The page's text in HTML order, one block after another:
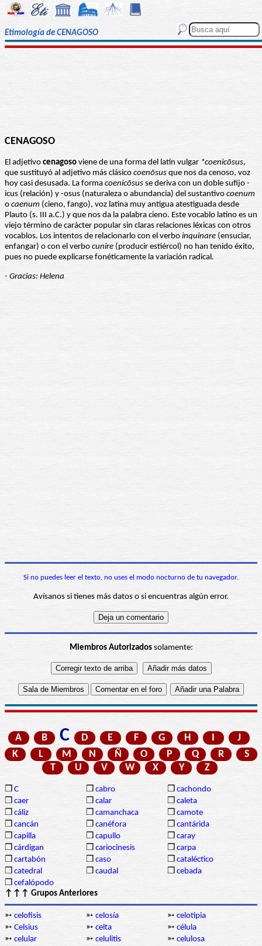
Etimología de CENAGOSO
CENAGOSO
El adjetivo cenagoso viene de una forma del latín vulgar *coenicōsus,
que sustituyó al adjetivo más clásico coenōsus que nos da cenoso, voz
hoy casi desusada. La forma coenicōsus se deriva con un doble sufijo -
icus (relación) y -osus (naturaleza o abundancia) del sustantivo coenum
o caenum (cieno, fango), voz latina muy antigua atestiguada desde
Plauto (s. III a.C.) y que nos da la palabra cieno. Este vocablo latino es un
viejo término de carácter popular sin claras relaciones léxicas con otros
vocablos. Los intentos de relacionarlo con el verbo inquinare (ensuciar,
enfangar) o con el verbo cunire (producir estiércol) no han tenido éxito,
pues no puede explicarse fonéticamente la variación radical.
- Gracias: Helena
Si no puedes leer el texto, no uses el modo nocturno de tu navegador.
Avísanos si tienes más datos o si encuentras algún error.
Miembros Autorizadossolamente:
A B C D E F G H I
J
K
L M N Ñ O P Q R
S
T
U V W X Y Z
❒ C ❒ cabro ❒ cachondo
❒ caer ❒ calar ❒ caleta
❒ cáliz ❒ camanchaca ❒ camote
❒ cancán ❒ canéfora ❒ cantárida
❒ capilla ❒ capullo ❒ caray
❒ cárdigan ❒ cariocinesis ❒ carpa
❒ cartabón ❒ caso ❒ cataléctico
❒ catedral ❒ caudal ❒ cebada
❒ cefalópodo
↑↑↑ Grupos Anteriores
➳ celofisis ➳ celosía ➳ celotipia
➳ Celsius ➳ celta ➳ célula
➳ celular ➳ celulitis ➳ celulosa